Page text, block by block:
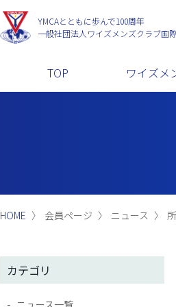
YMCAとともに歩んで100周年
一般社団法人 ワイズメンズクラブ国
TOP ワイズメ
HOME 会員ページ ニュース
カテゴリ
ニュース一覧